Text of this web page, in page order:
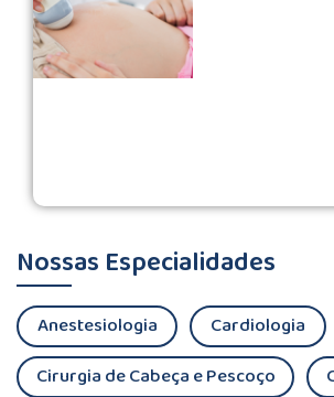
Nossas Especialidades
Anestesiologia Cardiologia
Cirurgia de Cabeça e Pescoço